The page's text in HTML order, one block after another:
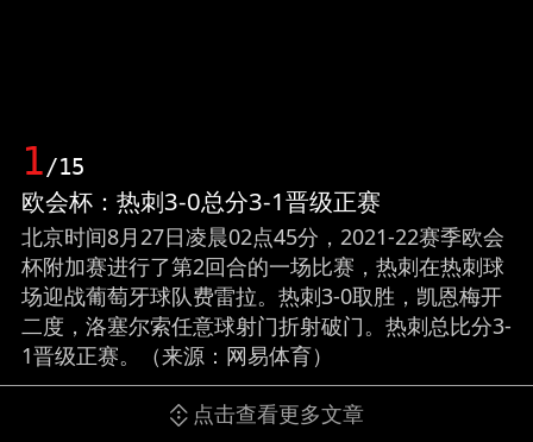
1/15
欧会杯：热刺3-0总分3-1晋级正赛
北京时间8月27日凌晨02点45分，2021-22赛季欧会
杯附加赛进行了第2回合的一场比赛，热刺在热刺球
场迎战葡萄牙球队费雷拉。热刺3-0取胜，凯恩梅开
二度，洛塞尔索任意球射门折射破门。热刺总比分3-
1晋级正赛。（来源：网易体育）
点击查看更多文章